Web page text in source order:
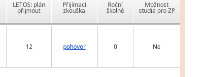
LETOS: plán
přijmout
Přijímací
zkouška
Roční
školné
Možnost
studia pro ZP
12 pohovor 0 Ne